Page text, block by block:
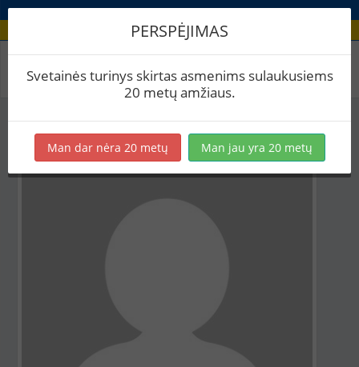
Aludario paskyra
PERSPĖJIMAS
Svetainės turinys skirtas asmenims sulaukusiems
20 metų amžiaus.
Man dar nėra 20 metų Man jau yra 20 metų